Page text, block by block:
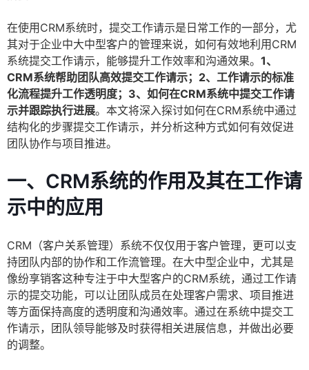
在使用CRM系统时，提交工作请示是日常工作的一部分，尤
其对于企业中大中型客户的管理来说，如何有效地利用CRM
系统提交工作请示，能够提升工作效率和沟通效果。 1、
CRM系统帮助团队高效提交工作请示；2、工作请示的标准
化流程提升工作透明度；3、如何在CRM系统中提交工作请
示并跟踪执行进展。本文将深入探讨如何在CRM系统中通过
结构化的步骤提交工作请示，并分析这种方式如何有效促进
团队协作与项目推进。
一、CRM系统的作用及其在工作请
示中的应用
CRM（客户关系管理）系统不仅仅用于客户管理，更可以支
持团队内部的协作和工作流管理。在大中型企业中，尤其是
像纷享销客这种专注于中大型客户的CRM系统，通过工作请
示的提交功能，可以让团队成员在处理客户需求、项目推进
等方面保持高度的透明度和沟通效率。通过在系统中提交工
作请示，团队领导能够及时获得相关进展信息，并做出必要
的调整。